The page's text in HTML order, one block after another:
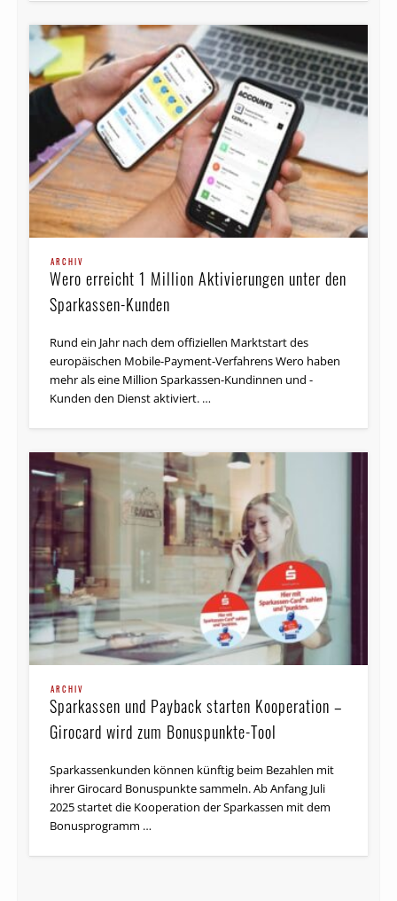
ARCHIV
Wero erreicht 1 Million Aktivierungen unter den
Sparkassen-Kunden
Rund ein Jahr nach dem offiziellen Marktstart des
europäischen Mobile-Payment-Verfahrens Wero haben
mehr als eine Million Sparkassen-Kundinnen und -
Kunden den Dienst aktiviert. …
ARCHIV
Sparkassen und Payback starten Kooperation –
Girocard wird zum Bonuspunkte-Tool
Sparkassenkunden können künftig beim Bezahlen mit
ihrer Girocard Bonuspunkte sammeln. Ab Anfang Juli
2025 startet die Kooperation der Sparkassen mit dem
Bonusprogramm …